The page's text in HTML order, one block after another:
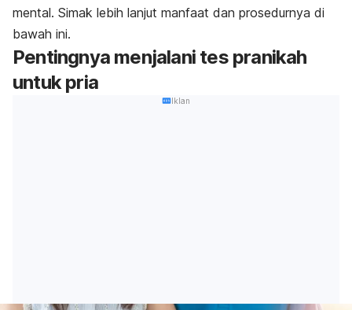
mental. Simak lebih lanjut manfaat dan prosedurnya di
bawah ini.
Pentingnya menjalani tes pranikah
untuk pria
Iklan